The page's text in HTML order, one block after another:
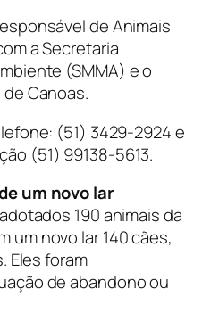
de Animais
a Secretaria
(SMMA) e o
Canoas.
(51) 3429-2924 e
(51) 99138-5613.
um novo lar
190 animais da
um novo lar 140 cães,
Eles foram
de abandono ou